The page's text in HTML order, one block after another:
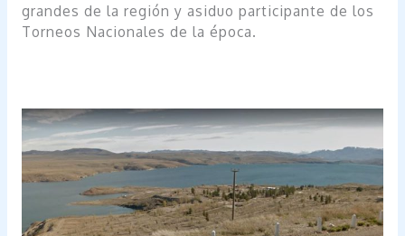
grandes de la región y asiduo participante de los
Torneos Nacionales de la época.